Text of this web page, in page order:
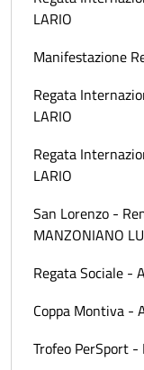
LARIO
Manifestazione
Regata
LARIO
Regata
LARIO
San Lorenzo -
MANZONIANO
Regata Sociale -
Coppa Montiva -
Trofeo PerSport -